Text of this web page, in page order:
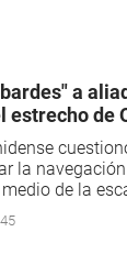
a
estrecho de
la
de la